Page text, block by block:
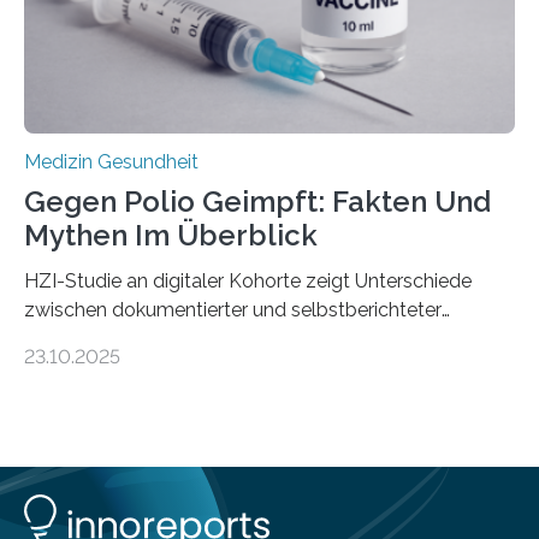
Medulloblastoms gefunden. Die Wilhelm Sander-
Stiftung unterstützte das Projekt…
Medizin Gesundheit
Gegen Polio Geimpft: Fakten Und
Mythen Im Überblick
HZI-Studie an digitaler Kohorte zeigt Unterschiede
zwischen dokumentierter und selbstberichteter
Kinderlähmung, ist eine ansteckende Krankheit, die
nur noch in zwei Ländern endemisch. Bis das Virus
weltweit ausgerottet ist, ist aber auch in Deutschland
23.10.2025